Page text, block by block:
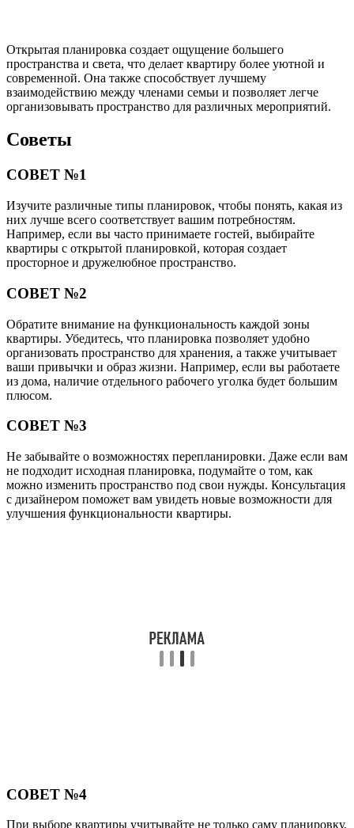
Открытая планировка создает ощущение большего
пространства и света, что делает квартиру более уютной и
современной. Она также способствует лучшему
взаимодействию между членами семьи и позволяет легче
организовывать пространство для различных мероприятий.
Советы
СОВЕТ №1
Изучите различные типы планировок, чтобы понять, какая из
них лучше всего соответствует вашим потребностям.
Например, если вы часто принимаете гостей, выбирайте
квартиры с открытой планировкой, которая создает
просторное и дружелюбное пространство.
СОВЕТ №2
Обратите внимание на функциональность каждой зоны
квартиры. Убедитесь, что планировка позволяет удобно
организовать пространство для хранения, а также учитывает
ваши привычки и образ жизни. Например, если вы работаете
из дома, наличие отдельного рабочего уголка будет большим
плюсом.
СОВЕТ №3
Не забывайте о возможностях перепланировки. Даже если вам
не подходит исходная планировка, подумайте о том, как
можно изменить пространство под свои нужды. Консультация
с дизайнером поможет вам увидеть новые возможности для
улучшения функциональности квартиры.
СОВЕТ №4
При выборе квартиры учитывайте не только саму планировку,